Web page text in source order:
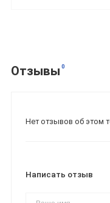
Отзывы 0
Нет отзывов об этом
Написать отзыв